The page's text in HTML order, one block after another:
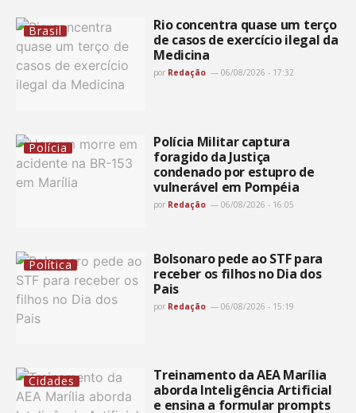
Brasil
Rio concentra quase um terço
de casos de exercício ilegal da
Medicina
por Redação 06/08/2026 - 17:32
Polícia
Polícia Militar captura
foragido da Justiça
condenado por estupro de
vulnerável em Pompéia
por Redação 06/08/2026 - 16:05
Política
Bolsonaro pede ao STF para
receber os filhos no Dia dos
Pais
por Redação 06/08/2026 - 15:19
Cidades
Treinamento da AEA Marília
aborda Inteligência Artificial
e ensina a formular prompts